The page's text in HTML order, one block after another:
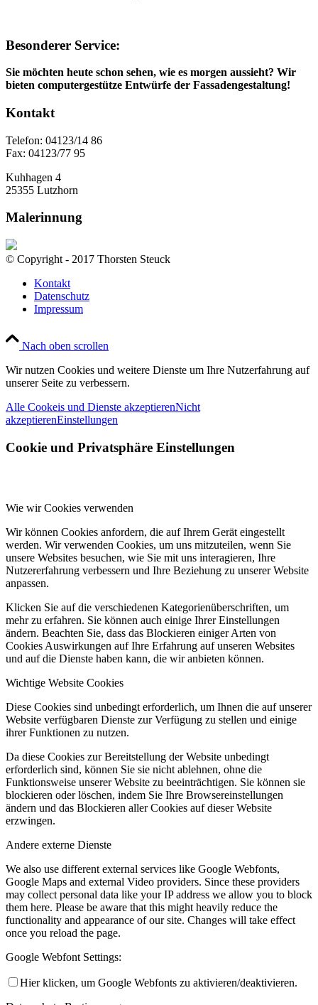
Besonderer Service:
Sie möchten heute schon sehen, wie es morgen aussieht? Wir
bieten computergestütze Entwürfe der Fassadengestaltung!
Kontakt
Telefon: 04123/14 86
Fax: 04123/77 95
Kuhhagen 4
25355 Lutzhorn
Malerinnung
© Copyright - 2017 Thorsten Steuck
Kontakt
Datenschutz
Impressum
Nach oben scrollen
Wir nutzen Cookies und weitere Dienste um Ihre Nutzerfahrung auf
unserer Seite zu verbessern.
Alle Cookeis und Dienste akzeptierenNicht
akzeptierenEinstellungen
Cookie und Privatsphäre Einstellungen
Wie wir Cookies verwenden
Wir können Cookies anfordern, die auf Ihrem Gerät eingestellt
werden. Wir verwenden Cookies, um uns mitzuteilen, wenn Sie
unsere Websites besuchen, wie Sie mit uns interagieren, Ihre
Nutzererfahrung verbessern und Ihre Beziehung zu unserer Website
anpassen.
Klicken Sie auf die verschiedenen Kategorienüberschriften, um
mehr zu erfahren. Sie können auch einige Ihrer Einstellungen
ändern. Beachten Sie, dass das Blockieren einiger Arten von
Cookies Auswirkungen auf Ihre Erfahrung auf unseren Websites
und auf die Dienste haben kann, die wir anbieten können.
Wichtige Website Cookies
Diese Cookies sind unbedingt erforderlich, um Ihnen die auf unserer
Website verfügbaren Dienste zur Verfügung zu stellen und einige
ihrer Funktionen zu nutzen.
Da diese Cookies zur Bereitstellung der Website unbedingt
erforderlich sind, können Sie sie nicht ablehnen, ohne die
Funktionsweise unserer Website zu beeinträchtigen. Sie können sie
blockieren oder löschen, indem Sie Ihre Browsereinstellungen
ändern und das Blockieren aller Cookies auf dieser Website
erzwingen.
Andere externe Dienste
We also use different external services like Google Webfonts,
Google Maps and external Video providers. Since these providers
may collect personal data like your IP address we allow you to block
them here. Please be aware that this might heavily reduce the
functionality and appearance of our site. Changes will take effect
once you reload the page.
Google Webfont Settings:
Hier klicken, um Google Webfonts zu aktivieren/deaktivieren.